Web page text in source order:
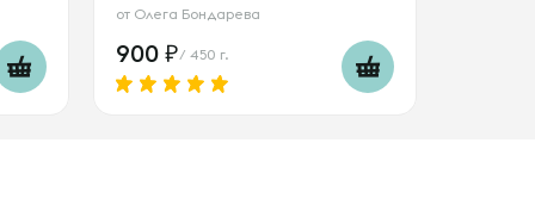
от Олега Бондарева
900 / 450 г.